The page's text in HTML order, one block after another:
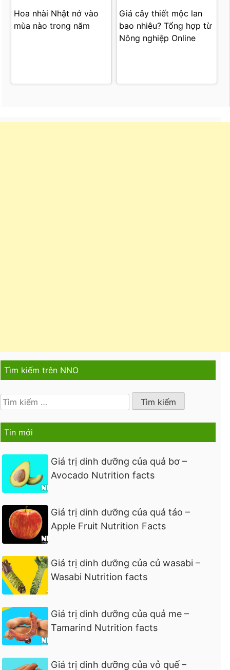
Hoa nhài Nhật nở vào
mùa nào trong năm
Giá cây thiết mộc lan
bao nhiêu? Tổng hợp từ
Nông nghiệp Online
Tìm kiếm trên NNO
Tìm
kiếm
cho:
Tin mới
Giá trị dinh dưỡng của quả bơ –
Avocado Nutrition facts
Giá trị dinh dưỡng của quả táo –
Apple Fruit Nutrition Facts
Giá trị dinh dưỡng của củ wasabi –
Wasabi Nutrition facts
Giá trị dinh dưỡng của quả me –
Tamarind Nutrition facts
Giá trị dinh dưỡng của vỏ quế –